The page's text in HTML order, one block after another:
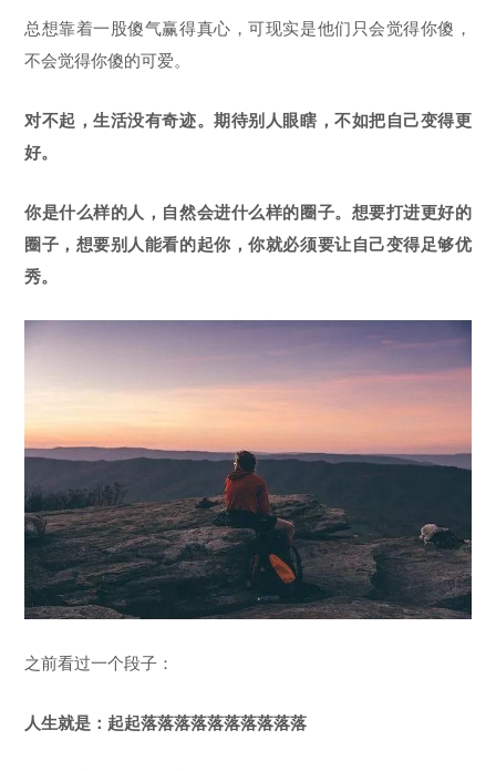
总想靠着一股傻气赢得真心，可现实是他们只会觉得你傻，
不会觉得你傻的可爱。
对不起，生活没有奇迹。期待别人眼瞎，不如把自己变得更
好。
你是什么样的人，自然会进什么样的圈子。想要打进更好的
圈子，想要别人能看的起你，你就必须要让自己变得足够优
秀。
之前看过一个段子：
人生就是：起起落落落落落落落落落落